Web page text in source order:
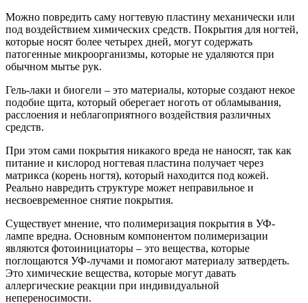
Можно повредить саму ногтевую пластину механически или
под воздействием химических средств. Покрытия для ногтей,
которые носят более четырех дней, могут содержать
патогенные микроорганизмы, которые не удаляются при
обычном мытье рук.
Гель-лаки и биогели – это материалы, которые создают некое
подобие щита, который оберегает ноготь от обламывания,
расслоения и неблагоприятного воздействия различных
средств.
При этом сами покрытия никакого вреда не наносят, так как
питание и кислород ногтевая пластина получает через
матрикса (корень ногтя), который находится под кожей.
Реально навредить структуре может неправильное и
несвоевременное снятие покрытия.
Существует мнение, что полимеризация покрытия в УФ-
лампе вредна. Основным компонентом полимеризации
являются фотоинициаторы – это вещества, которые
поглощаются УФ-лучами и помогают материалу затвердеть.
Это химические вещества, которые могут давать
аллергические реакции при индивидуальной
непереносимости.